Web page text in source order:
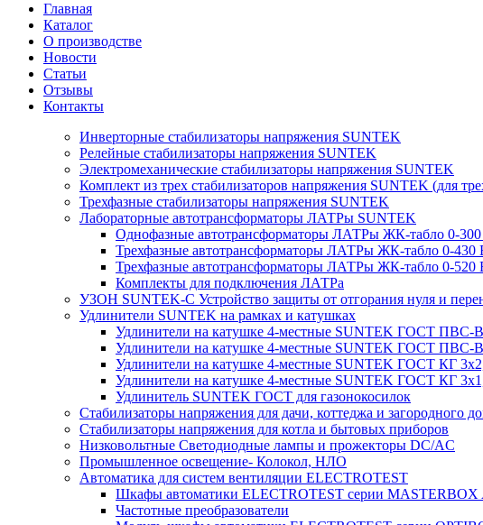
Главная
Каталог
О производстве
Новости
Статьи
Отзывы
Контакты
Инверторные стабилизаторы напряжения SUNTEK
Релейные стабилизаторы напряжения SUNTEK
Электромеханические стабилизаторы напряжения SUNTEK
Комплект из трех стабилизаторов напряжения SUNTEK (для
Трехфазные стабилизаторы напряжения SUNTEK
Лабораторные автотрансформаторы ЛАТРы SUNTEK
Однофазные автотрансформаторы ЛАТРы ЖК-табло 0-300
Трехфазные автотрансформаторы ЛАТРы ЖК-табло 0-430
Трехфазные автотрансформаторы ЛАТРы ЖК-табло 0-520
Комплекты для подключения ЛАТРа
УЗОН SUNTEK-C Устройство защиты от отгорания нуля и
Удлинители SUNTEK на рамках и катушках
Удлинители на катушке 4-местные SUNTEK ГОСТ ПВС-
Удлинители на катушке 4-местные SUNTEK ГОСТ ПВС-
Удлинители на катушке 4-местные SUNTEK ГОСТ КГ
Удлинители на катушке 4-местные SUNTEK ГОСТ КГ
Удлинитель SUNTEK ГОСТ для газонокосилок
Стабилизаторы напряжения для дачи, коттеджа и загородного
Стабилизаторы напряжения для котла и бытовых приборов
Низковольтные Светодиодные лампы и прожекторы DC/AC
Промышленное освещение- Колокол, НЛО
Автоматика для систем вентиляции ELECTROTEST
Шкафы автоматики ELECTROTEST серии MASTERBOX
Частотные преобразователи